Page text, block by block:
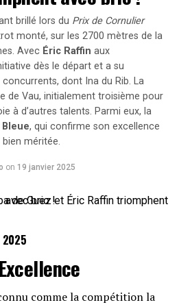
la Mazda 323F est rapide
si vous cherchez une
avec des phares
faire bien pire. Son prix
2 500 euros. Pour ce montant,
qu’elle met plus de 10
km/h. Avec son design, la
à préserver », donc il n’en
(troisième
Prelude soit magnifique et
et bénéficiant d’une
dernière course, il pourrait bien
lors de son retour sur la
de briller s’il reproduit
3 – Vincennes
d’attentes lors de sa dernière
arduousés. Il mérite
confiance.
brillé lors du Prix de Cornulier
monté, sur les 2700 mètres de la
Avec Éric Raffin aux
dès le départ et a su
concurrents, dont Ina du Rib. La
de Vau, initialement troisième pour
à d’autres talents. Parmi eux, la
, qui confirme son excellence
méritée.
on 19 janvier 2025
2025
comme la compétition la